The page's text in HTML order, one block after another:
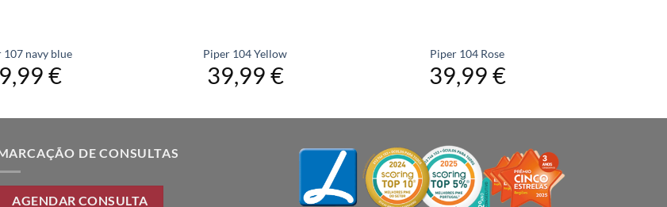
107 navy blue
€
Piper 104 Yellow
39,99 €
Piper 104 Rose
39,99 €
DE CONSULTAS
AGENDAR CONSULTA